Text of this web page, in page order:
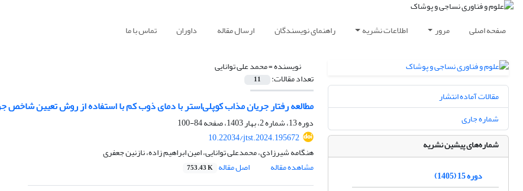
صفحه اصلی مرور اطلاعات نشریه راهنمای نویسندگان ارسال مقاله داوران تماس با ما
نویسنده =محمد علی توانایی
تعداد مقالات: 11
مطالعه رفتار جریان مذاب کوپلی‌‌استر با دمای ذوب کم با استفاده از روش تعیین شاخص
دوره 13، شماره 2، بهار 1403، صفحه
84-100
10.22034/jtst.2024.195672
هنگامه شیرزادی، محمدعلی توانایی، امین ابراهیم زاده، نازنین جعفری
مشاهده مقاله
اصل مقاله 753.43 K
مقالات آماده انتشار
شماره جاری
شماره‌های پیشین نشریه
دوره 15 (1405)